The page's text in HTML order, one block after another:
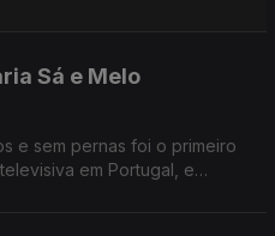
Sá e Melo
e sem pernas foi o primeiro
em Portugal, e